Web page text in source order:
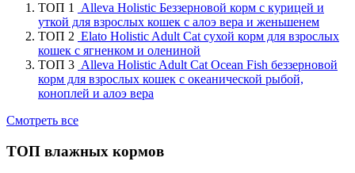
ТОП 1
Alleva Holistic Беззерновой корм с курицей и
уткой для взрослых кошек с алоэ вера и женьшенем
ТОП 2 Elato Holistic Adult Cat сухой корм для взрослых
кошек с ягненком и олениной
ТОП 3 Alleva Holistic Adult Cat Ocean Fish беззерновой
корм для взрослых кошек с океанической рыбой,
коноплей и алоэ вера
Смотреть все
ТОП влажных кормов